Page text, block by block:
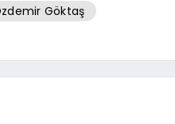
Göktaş